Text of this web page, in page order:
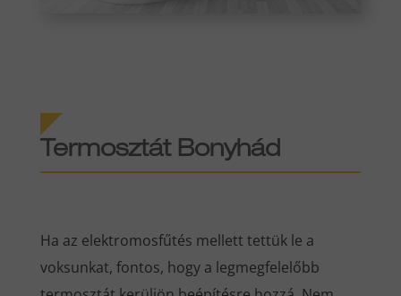
Termosztát Bonyhád
Ha az elektromosfűtés mellett tettük le a
voksunkat, fontos, hogy a legmegfelelőbb